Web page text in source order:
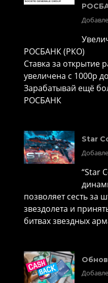
РОСБАНК (РКО)
Ставка за открытие
увеличена с 1000р
Зарабатывай ещё
РОСБАНК
Star
“Star
позволяет сесть за
звездолета и
битвах звездных